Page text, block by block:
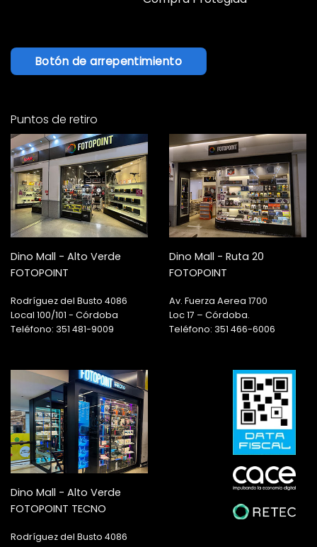
Botón de arrepentimiento
Puntos de retiro
Dino Mall - Alto Verde
FOTOPOINT
Rodríguez del Busto 4086
Local 100/101 - Córdoba
Teléfono: 351 481-9009
Dino Mall - Ruta 20
FOTOPOINT
Av. Fuerza Aerea 1700
Loc 17 – Córdoba.
Teléfono: 351 466-6006
Dino Mall - Alto Verde
FOTOPOINT TECNO
Rodríguez del Busto 4086